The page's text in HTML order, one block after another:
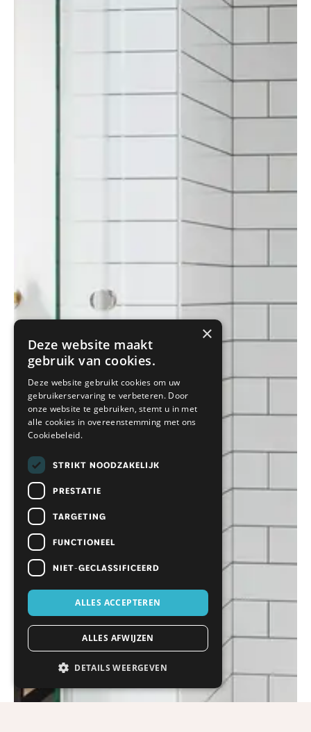
×
Deze website maakt
gebruik van cookies.
Deze website gebruikt cookies om uw
gebruikerservaring te verbeteren. Door
onze website te gebruiken, stemt u in met
alle cookies in overeenstemming met ons
Cookiebeleid.
STRIKT NOODZAKELIJK
PRESTATIE
TARGETING
FUNCTIONEEL
NIET-GECLASSIFICEERD
ALLES ACCEPTEREN
ALLES AFWIJZEN
DETAILS WEERGEVEN